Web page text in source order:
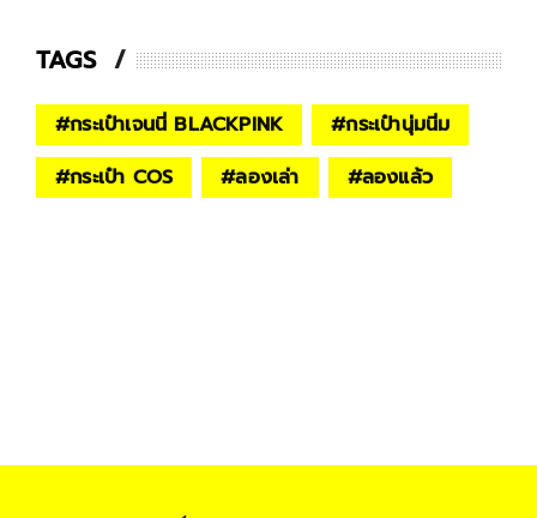
TAGS
#กระเป๋าเจนนี่ BLACKPINK #กระเป๋านุ่มนิ่ม
#กระเป๋า COS #ลองเล่า #ลองแล้ว